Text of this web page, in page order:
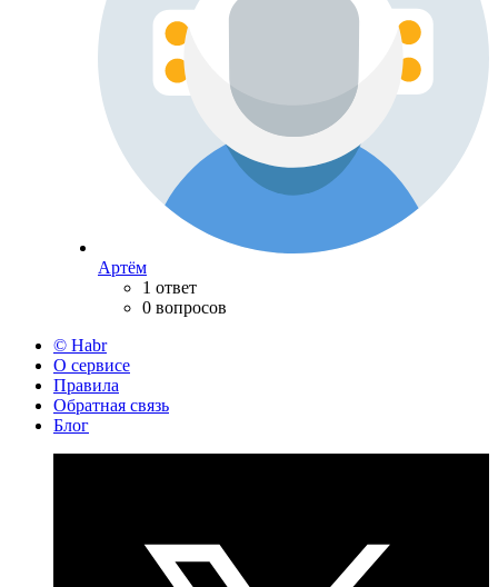
Артём
1 ответ
0 вопросов
© Habr
О сервисе
Правила
Обратная связь
Блог